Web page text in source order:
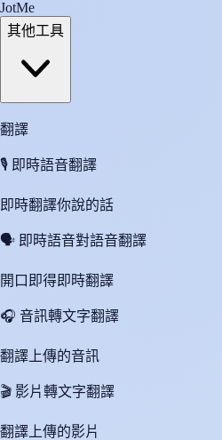
JotMe
其他工具
翻譯
🎙️ 即時語音翻譯
即時翻譯你說的話
🗣️ 即時語音對語音翻譯
開口即得即時翻譯
🎧 音訊轉文字翻譯
翻譯上傳的音訊
🎬 影片轉文字翻譯
翻譯上傳的影片